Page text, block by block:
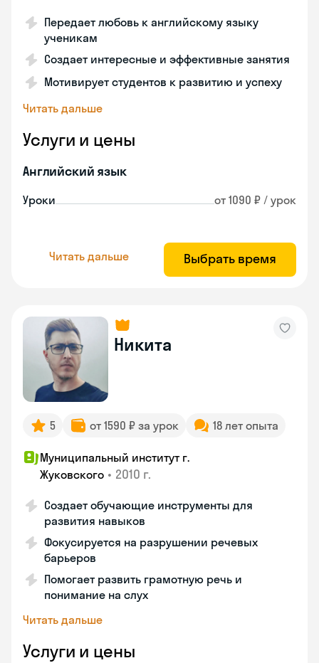
Передает любовь к английскому языку
ученикам
Создает интересные и эффективные занятия
Мотивирует студентов к развитию и успеху
Читать дальше
Услуги и цены
Английский язык
Уроки от 1090 ₽ / урок
Читать дальше Выбрать время
Никита
5 от 1590 ₽ за урок 18 лет опыта
Муниципальный институт г.
Жуковского • 2010 г.
Создает обучающие инструменты для
развития навыков
Фокусируется на разрушении речевых
барьеров
Помогает развить грамотную речь и
понимание на слух
Читать дальше
Услуги и цены